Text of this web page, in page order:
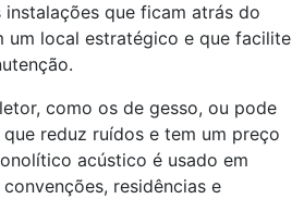
que ficam atrás do
local estratégico e que facilite
como os de gesso, ou pode
reduz ruídos e tem um preço
acústico é usado em
residências e